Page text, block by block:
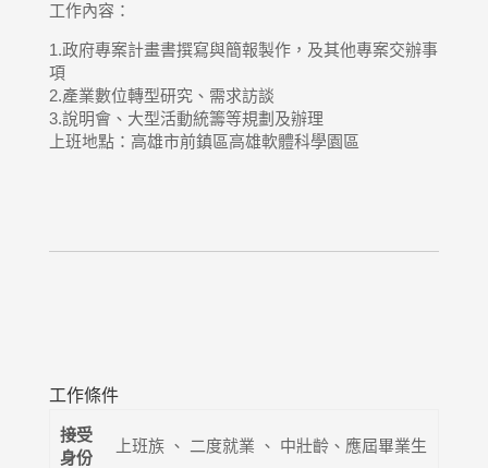
工作內容：
1.政府專案計畫書撰寫與簡報製作，及其他專案交辦事
項
2.產業數位轉型研究、需求訪談
3.說明會、大型活動統籌等規劃及辦理
上班地點： 高雄市前鎮區高雄軟體科學園區
工作條件
接受
身份
上班族 、 二度就業 、 中壯齡、應屆畢業生